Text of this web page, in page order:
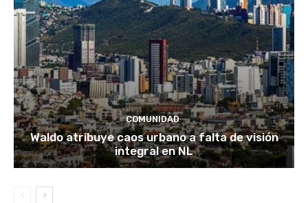
COMUNIDAD
Waldo atribuye caos urbano a falta de visión
integral en NL